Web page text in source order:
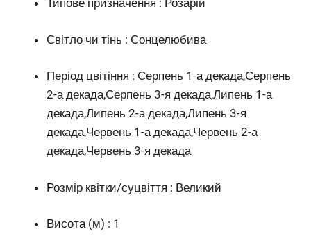
Типове призначення : Розарій
Світло чи тінь : Сонцелюбива
Період цвітіння : Серпень 1-а декада,Серпень
2-а декада,Серпень 3-я декада,Липень 1-а
декада,Липень 2-а декада,Липень 3-я
декада,Червень 1-а декада,Червень 2-а
декада,Червень 3-я декада
Розмір квітки/суцвіття : Великий
Висота (м) : 1